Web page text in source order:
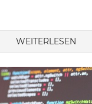
WEITERLESEN